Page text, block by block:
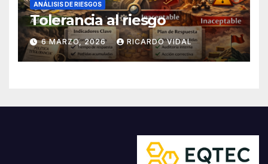
ANÁLISIS DE RIESGOS
Tolerancia al riesgo
6 MARZO, 2026 RICARDO VIDAL